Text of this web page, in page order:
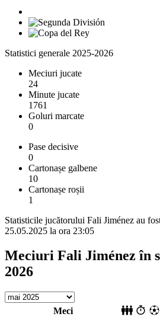
Statistici generale 2025-2026
Meciuri jucate
24
Minute jucate
1761
Goluri marcate
0
Pase decisive
0
Cartonașe galbene
10
Cartonașe roșii
1
Statisticile jucătorului Fali Jiménez au
25.05.2025 la ora 23:05
Meciuri Fali Jiménez în
2026
Meci